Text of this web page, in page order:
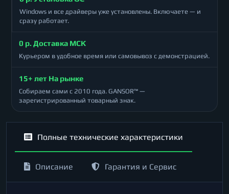
Windows и все драйверы уже установлены. Включаете — и
сразу работает.
0 р. Доставка МСК
Курьером в удобное время или самовывоз с демонстрацией.
15+ лет На рынке
Собираем сами с 2010 года. GANSOR™ —
зарегистрированный товарный знак.
Полные технические характеристики
Описание Гарантия и Сервис